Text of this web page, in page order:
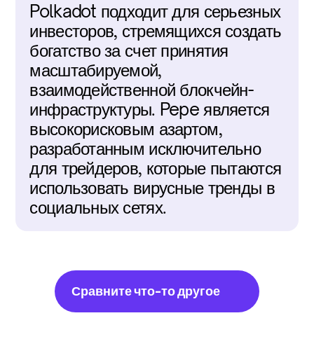
Polkadot подходит для серьезных
инвесторов, стремящихся создать
богатство за счет принятия
масштабируемой,
взаимодейственной блокчейн-
инфраструктуры. Pepe является
высокорисковым азартом,
разработанным исключительно
для трейдеров, которые пытаются
использовать вирусные тренды в
социальных сетях.
Сравните что-то другое